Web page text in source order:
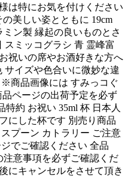
は特にお気を付けください
の美しい姿とともに 19cm
ン製 縁起の良いものとさ
ミッコグラシ 青 霊峰富
祝いの席やお酒好きな方へ
サイズや色合いに微妙な違
商品画像には すみっコぐ
ページの出荷予定を必ず
約 お祝い 35ml 杯 日本人
にした杯です 別売り商品
プーン カトラリー ご注意
でご確認ください 全品
注意事項を必ずご確認くだ
にキャンセルをさせて頂き